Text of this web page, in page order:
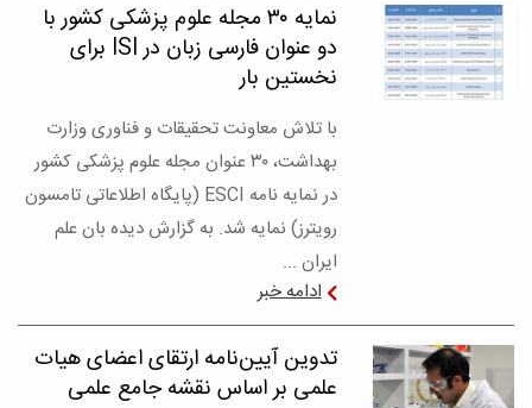
نمایه ۳۰ مجله علوم پزشکی کشور با
دو عنوان فارسی زبان در ISI برای
نخستین بار
با تلاش معاونت تحقیقات و فناوری وزارت
بهداشت، ۳۰ عنوان مجله علوم پزشکی کشور
در نمایه نامه ESCI (پایگاه اطلاعاتی تامسون
رویترز) نمایه شد. به گزارش دیده بان علم
ایران ...
ادامه خبر
تدوین آیین‌نامه ارتقای اعضای هیات
علمی بر اساس نقشه جامع علمی